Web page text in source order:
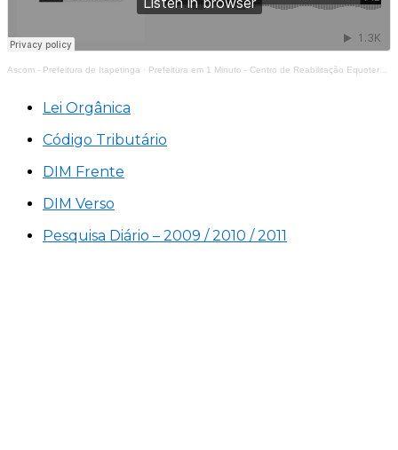
Ascom - Prefeitura de Itapetinga · Prefeitura em 1 Minuto - Centro de Reabilitação Equoterapia Manoela
Lei Orgânica
Código Tributário
DIM Frente
DIM Verso
Pesquisa Diário – 2009 / 2010 / 2011